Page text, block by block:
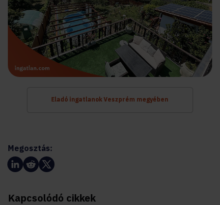
Eladó ingatlanok Veszprém megyében
Megosztás:
Kapcsolódó cikkek